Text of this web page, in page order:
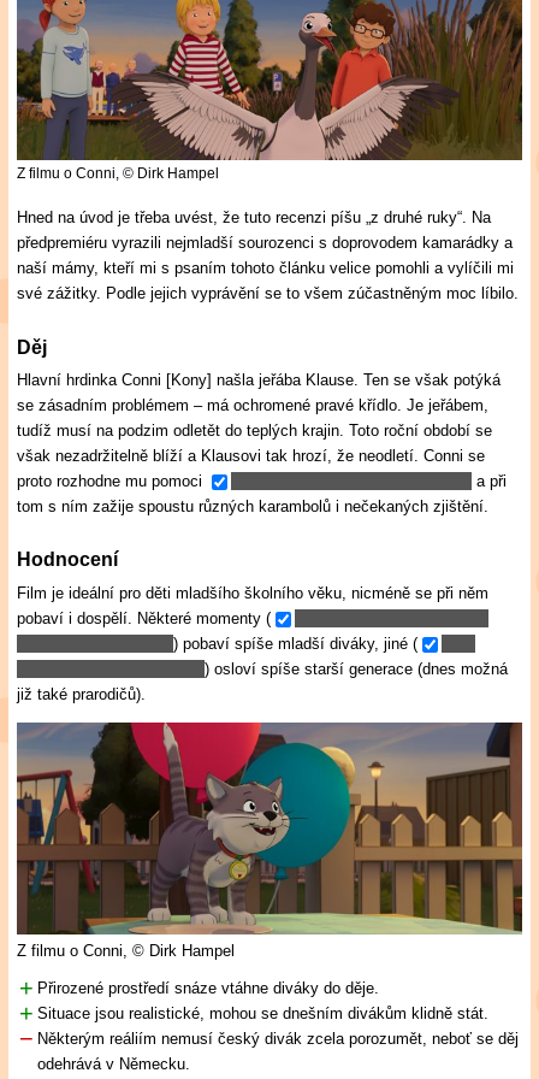
Z filmu o Conni,© Dirk Hampel
Hned na úvod je třeba uvést, že tuto recenzi píšu „z druhé ruky“. Na
předpremiéru vyrazili nejmladší sourozenci s doprovodem kamarádky a
naší mámy, kteří mi s psaním tohoto článku velice pomohli a vylíčili mi
své zážitky. Podle jejich vyprávění se to všem zúčastněným moc líbilo.
Děj
Hlavní hrdinka Conni [Kony] našla jeřába Klause. Ten se však potýká
se zásadním problémem – má ochromené pravé křídlo. Je jeřábem,
tudíž musí na podzim odletět do teplých krajin. Toto roční období se
však nezadržitelně blíží a Klausovi tak hrozí, že neodletí. Conni se
proto rozhodne mu pomoci
a při
tom s ním zažije spoustu různých karambolů i nečekaných zjištění.
Hodnocení
Film je ideální pro děti mladšího školního věku, nicméně se při něm
pobaví i dospělí. Některé momenty (
) pobaví spíše mladší diváky, jiné (
) osloví spíše starší generace (dnes možná
již také prarodičů).
Z filmu o Conni,© Dirk Hampel
Přirozené prostředí snáze vtáhne diváky do děje.
Situace jsou realistické, mohou se dnešním divákům klidně stát.
Některým reáliím nemusí český divák zcela porozumět, neboť se děj
odehrává v Německu.